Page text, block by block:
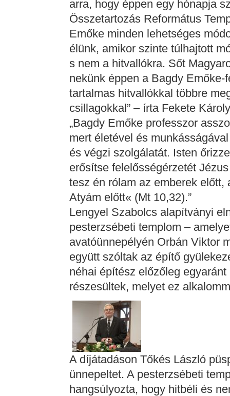
arra, hogy éppen egy hónapja
Összetartozás Református
Emőke minden lehetséges
élünk, amikor szinte túlhajtott
s nem a hitvallókra. Sőt
nekünk éppen a Bagdy
tartalmas hitvallókkal többre
csillagokkal” – írta Fekete
„Bagdy Emőke professzor
mert életével és
és végzi szolgálatát. Isten
erősítse felelősségérzetét
tesz én rólam az emberek
Atyám előtt« (Mt 10,32).”
Lengyel Szabolcs alapítványi
pesterzsébeti templom –
avatóünnepélyén Orbán Viktor
együtt szóltak az építő
néhai építész előzőleg
részesültek, melyet ez
A díjátadáson Tőkés László
ünnepeltet. A pesterzsébeti
hangsúlyozta, hogy hitbéli és